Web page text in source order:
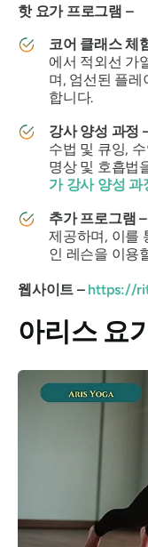
핫 요가 프로그램 –
코어 클래스 체
에서 적외선 가
며, 엄선된 플레
합니다.
강사 양성 과정
수법 및 큐잉,
명상 및 호흡법
가 강사 양성 과
추가 프로그램 –
제공하며, 이를
인 레슨을 이용
웹사이트 –https://
아리스 요